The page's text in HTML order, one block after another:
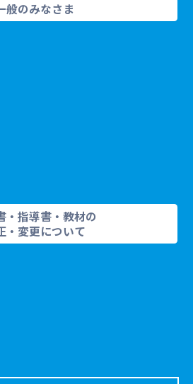
般のみなさま
・指導書・教材の
・変更について